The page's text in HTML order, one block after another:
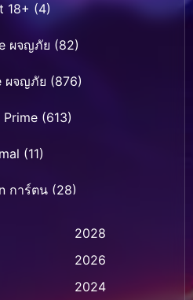
18+ (4)
ผจญภัย (82)
ผจญภัย (876)
(613)
(11)
การ์ตูน (28)
าร์ตูน (236)
การ์ตูน (32)
2028
2026
2024